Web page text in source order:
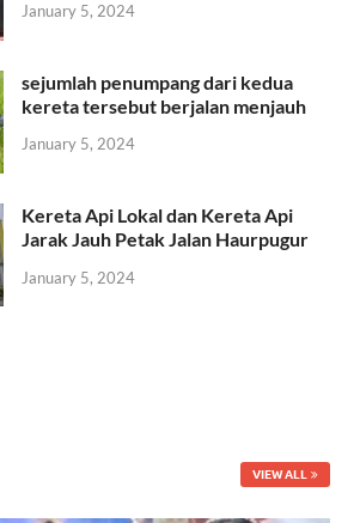
January 5, 2024
sejumlah penumpang dari kedua
kereta tersebut berjalan menjauh
January 5, 2024
Kereta Api Lokal dan Kereta Api
Jarak Jauh Petak Jalan Haurpugur
January 5, 2024
VIEW ALL